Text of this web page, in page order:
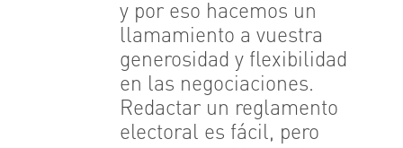
y por eso hacemos un
llamamiento a vuestra
generosidad y flexibilidad
en las negociaciones.
Redactar un reglamento
electoral es fácil, pero